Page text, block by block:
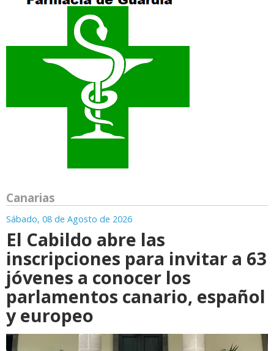
Canarias
Sábado, 08 de Agosto de 2026
El Cabildo abre las
inscripciones para invitar a 63
jóvenes a conocer los
parlamentos canario, español
y europeo